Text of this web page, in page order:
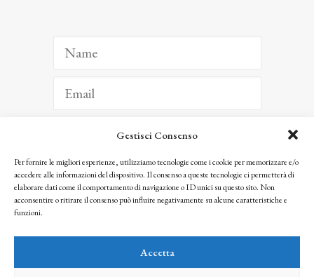
Gestisci Consenso
Per fornire le migliori esperienze, utilizziamo tecnologie come i cookie per memorizzare e/o
accedere alle informazioni del dispositivo. Il consenso a queste tecnologie ci permetterà di
elaborare dati come il comportamento di navigazione o ID unici su questo sito. Non
acconsentire o ritirare il consenso può influire negativamente su alcune caratteristiche e
funzioni.
Accetta
ISCRIVITI
Facendo clic per iscriverti, riconosci che le tue informazioni saranno trattate
seguendo la nostra Privacy Policy
© 2025 Istituto Matteucci. All right reserved
l’autorizzazione scritta dei proprietari dei diritti e dell’Istituto Matteucci